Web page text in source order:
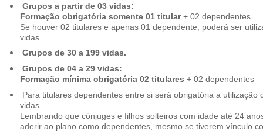
Grupos a partir de 03 vidas:
Formação obrigatória somente 01 titular+ 02 dependentes.
Se houver 02 titulares e apenas 01 dependente, poderá ser
vidas.
Grupos de 30 a 199 vidas.
Grupos de 04 a 29 vidas:
Formação mínima obrigatória 02 titulares + 02 dependentes
Para titulares dependentes entre si será obrigatória a utilização
vidas.
Lembrando que cônjuges e filhos solteiros com idade até 24
aderir ao plano como dependentes, mesmo se tiverem vínculo